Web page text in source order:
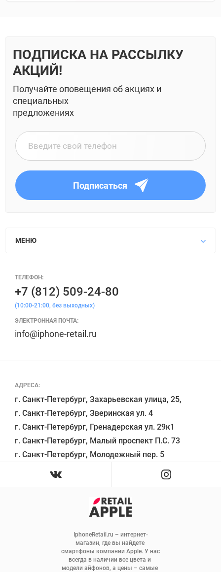
ПОДПИСКА НА РАССЫЛКУ
АКЦИЙ!
Получайте оповещения об акциях и
специальных
предложениях
Подписаться
IphoneRetail.ru – интернет-
магазин, где вы найдете
смартфоны компании Apple. У нас
всегда в наличии все цвета и
модели айфонов, а цены – самые
МЕНЮ
АДРЕСА:
г. Санкт-Петербург, Захарьевская улица, 25,
г. Санкт-Петербург, Зверинская ул. 4
г. Санкт-Петербург, Гренадерская ул. 29к1
г. Санкт-Петербург, Малый проспект П.С. 73
ТЕЛЕФОН:
+7 (812) 509-24-80
(10:00-21:00, без выходных)
ЭЛЕКТРОННАЯ ПОЧТА:
info@iphone-retail.ru